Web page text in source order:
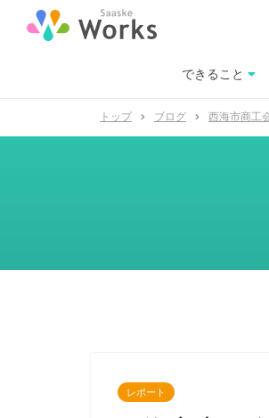
できること
トップ ブログ 西海市商工
レポート